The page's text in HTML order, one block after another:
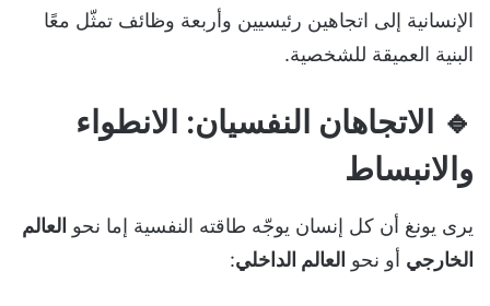
الإنسانية إلى اتجاهين رئيسيين وأربعة وظائف تمثّل معًا
البنية العميقة للشخصية.
🔹
الاتجاهان النفسيان: الانطواء
والانبساط
يرى يونغ أن كل إنسان يوجّه طاقته النفسية إما نحو العالم
الخارجي أو نحو العالم الداخلي: